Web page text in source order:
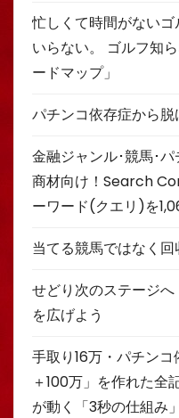
忙しくて時間がない
いらない。 ゴルフ知
ードマップ」
パチンコ依存症から
金融ジャンル･競馬･
商材向け！Search
ーワード(クエリ)を
当てる競馬ではなく
せどり次のステージ
を広げよう
手取り16万・パチン
＋100万」を作れた全
が動く「3秒の仕組み